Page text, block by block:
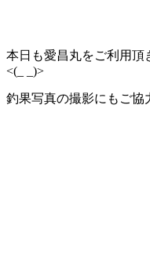
本日も愛昌丸をご利用頂
<(_ _)>
釣果写真の撮影にもご協